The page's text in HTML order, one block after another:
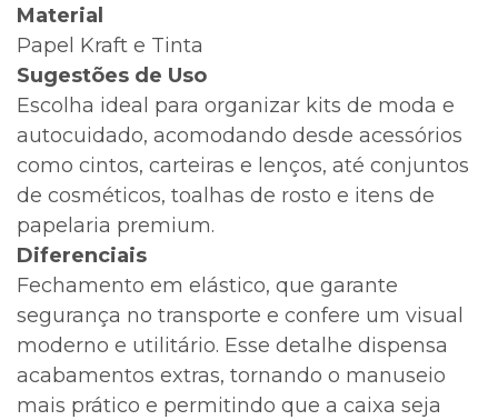
Material
Papel Kraft e Tinta
Sugestões de Uso
Escolha ideal para organizar kits de moda e
autocuidado, acomodando desde acessórios
como cintos, carteiras e lenços, até conjuntos
de cosméticos, toalhas de rosto e itens de
papelaria premium.
Diferenciais
Fechamento em elástico, que garante
segurança no transporte e confere um visual
moderno e utilitário. Esse detalhe dispensa
acabamentos extras, tornando o manuseio
mais prático e permitindo que a caixa seja